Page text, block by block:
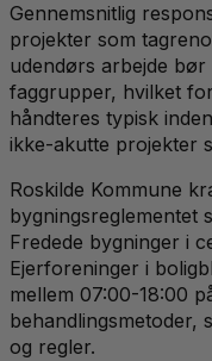
Gennemsnitlig
projekter som
udendørs arbejde
faggrupper, hvilket
håndteres typisk
ikke-akutte projekter
Roskilde Kommune
bygningsreglementet
Fredede bygninger i
Ejerforeninger i
mellem 07:00-18:00
og regler.